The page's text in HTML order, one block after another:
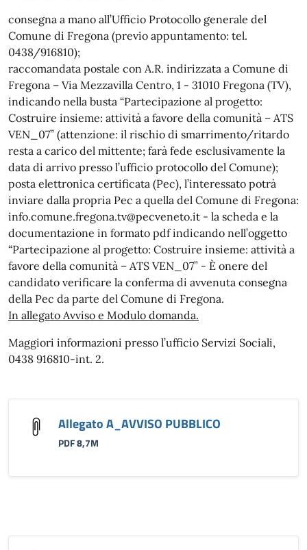
consegna a mano all’Ufficio Protocollo generale del
Comune di Fregona (previo appuntamento: tel.
0438/916810);
raccomandata postale con A.R. indirizzata a Comune di
Fregona – Via Mezzavilla Centro, 1 - 31010 Fregona (TV),
indicando nella busta “Partecipazione al progetto:
Costruire insieme: attività a favore della comunità – ATS
VEN_07” (attenzione: il rischio di smarrimento/ritardo
resta a carico del mittente; farà fede esclusivamente la
data di arrivo presso l’ufficio protocollo del Comune);
posta elettronica certificata (Pec), l’interessato potrà
inviare dalla propria Pec a quella del Comune di Fregona:
info.comune.fregona.tv@pecveneto.it - la scheda e la
documentazione in formato pdf indicando nell’oggetto
“Partecipazione al progetto: Costruire insieme: attività a
favore della comunità – ATS VEN_07” - È onere del
candidato verificare la conferma di avvenuta consegna
della Pec da parte del Comune di Fregona.
In allegato Avviso e Modulo domanda.
Maggiori informazioni presso l’ufficio Servizi Sociali,
0438 916810-int. 2.
Allegato A_AVVISO PUBBLICO
PDF 8,7M